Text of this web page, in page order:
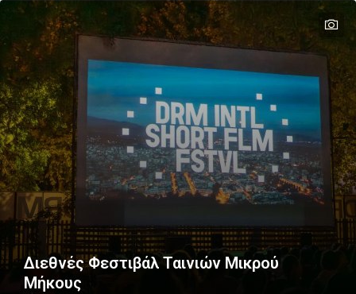
Διεθνές Φεστιβάλ Ταινιών Μικρού
Μήκους